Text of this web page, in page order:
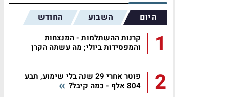
היום השבוע החודש
1
קרנות ההשתלמות - המנצחות
והמפסידות ביולי; מה עשתה הקרן
2
פוטר אחרי 29 שנה בלי שימוע, תבע
804 אלף - כמה קיבל?